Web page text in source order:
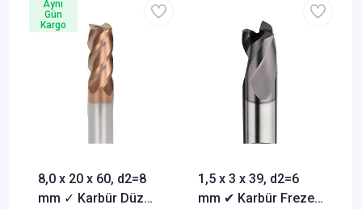
8,0 x 20 x 60, d2=8
mm ✓ Karbür Düz
Aynı
Gün
Kargo
1,5 x 3 x 39, d2=6
mm ✔ Karbür Freze